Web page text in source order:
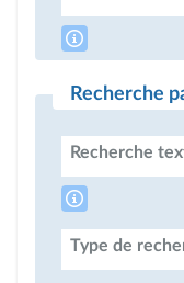
Recherche
Recherche
Type de